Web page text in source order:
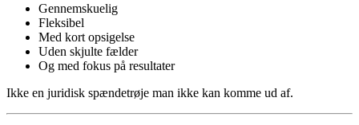
Gennemskuelig
Fleksibel
Med kort opsigelse
Uden skjulte fælder
Og med fokus på resultater
Ikke en juridisk spændetrøje man ikke kan komme ud af.